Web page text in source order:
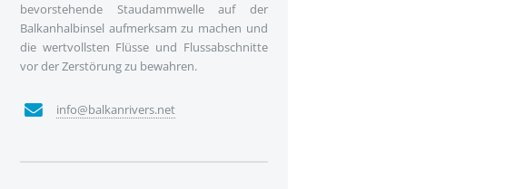
bevorstehende Staudammwelle auf der
Balkanhalbinsel aufmerksam zu machen und
die wertvollsten Flüsse und Flussabschnitte
vor der Zerstörung zu bewahren.
info@balkanrivers.net